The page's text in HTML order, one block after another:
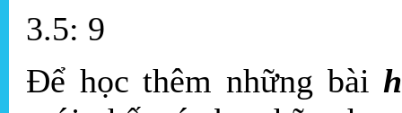
3.5: 9
Để học thêm những bài